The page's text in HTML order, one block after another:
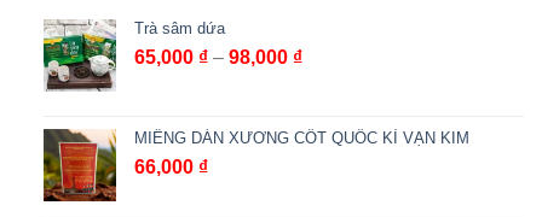
Trà sâm dứa
65,000 ₫ – 98,000 ₫Khoảng
65,000 ₫
MIẾNG DÁN XƯƠNG CỐT QUỐC KÌ VẠN KIM
66,000 ₫